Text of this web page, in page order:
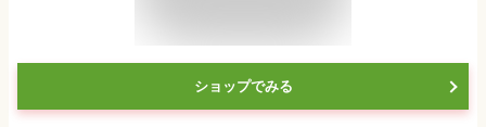
ショップでみる